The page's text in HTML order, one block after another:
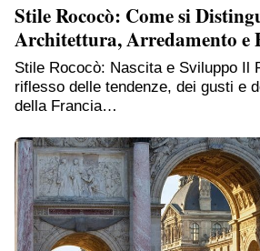
Stile Rococò: Come si
Architettura, Arredamento e
Stile Rococò: Nascita e Sviluppo Il
riflesso delle tendenze, dei gusti e
della Francia…